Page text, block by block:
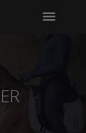
menu